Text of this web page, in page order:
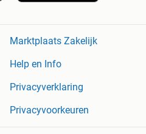
Marktplaats Zakelijk
Help en Info
Privacyverklaring
Privacyvoorkeuren